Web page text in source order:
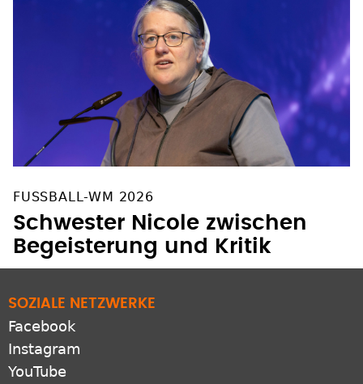
FUSSBALL-WM 2026
Schwester Nicole zwischen
Begeisterung und Kritik
SOZIALE NETZWERKE
Facebook
Instagram
YouTube